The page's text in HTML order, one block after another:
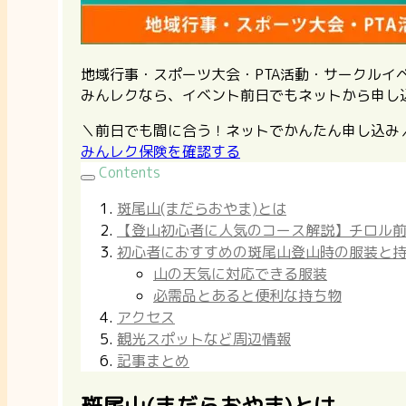
地域行事・スポーツ大会・PTA活動・サークル
みんレクなら、イベント前日でもネットから申
＼前日でも間に合う！ネットでかんたん申し込み
みんレク保険を確認する
Contents
斑尾山(まだらおやま)とは
【登山初心者に人気のコース解説】チロル
初心者におすすめの斑尾山登山時の服装と
山の天気に対応できる服装
必需品とあると便利な持ち物
アクセス
観光スポットなど周辺情報
記事まとめ